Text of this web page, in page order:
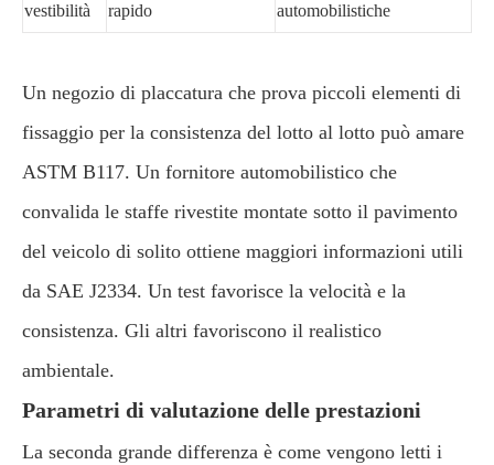
vestibilità rapido automobilistiche
Un negozio di placcatura che prova piccoli elementi di
fissaggio per la consistenza del lotto al lotto può amare
ASTM B117. Un fornitore automobilistico che
convalida le staffe rivestite montate sotto il pavimento
del veicolo di solito ottiene maggiori informazioni utili
da SAE J2334. Un test favorisce la velocità e la
consistenza. Gli altri favoriscono il realistico
ambientale.
Parametri di valutazione delle prestazioni
La seconda grande differenza è come vengono letti i